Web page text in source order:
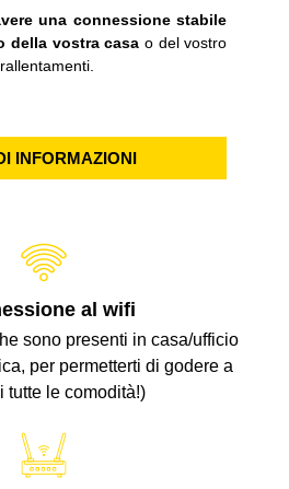
una connessione stabile
della vostra casa o del vostro
INFORMAZIONI
al wifi
sono presenti in casa/ufficio
per permetterti di godere a
tutte le comodità!)